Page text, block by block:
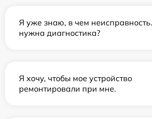
Я уже знаю, в чем
нужна диагностика?
Я хочу, чтобы мое устройство
ремонтировали при мне.